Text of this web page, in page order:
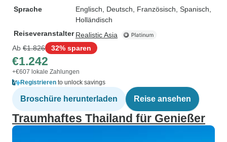
Sprache
Englisch, Deutsch, Französisch, Spanisch,
Holländisch
Reiseveranstalter Realistic Asia
Ab €1.826 32% sparen
€1.242
+€607 lokale Zahlungen
Registrieren to unlock savings
Broschüre herunterladen Reise ansehen
Traumhaftes Thailand für Genießer